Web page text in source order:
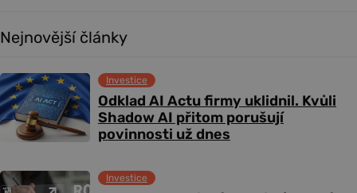
Nejnovější články
Odklad AI Actu firmy uklidnil. Kvůli
Shadow AI přitom porušují
povinnosti už dnes
Investice
Investice